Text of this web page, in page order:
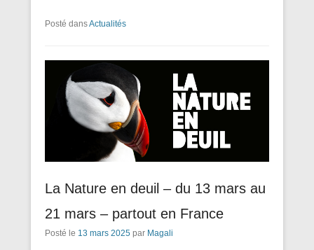
Posté dansActualités
La Nature en deuil – du 13 mars au
21 mars – partout en France
Posté le 13 mars 2025 par Magali